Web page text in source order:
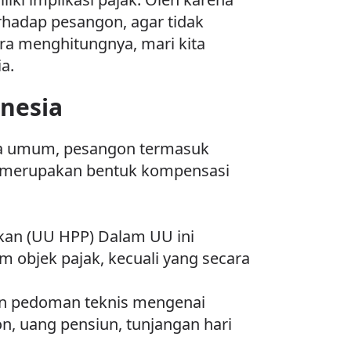
pesangon, agar tidak
menghitungnya, mari kita
umum, pesangon termasuk
bentuk kompensasi
(UU HPP) Dalam UU ini
objek pajak, kecuali yang secara
pedoman teknis mengenai
uang pensiun, tunjangan hari